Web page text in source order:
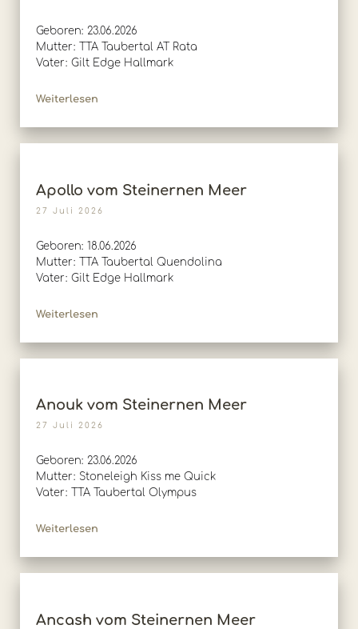
Geboren: 23.06.2026
Mutter: TTA Taubertal AT Rata
Vater: Gilt Edge Hallmark
Weiterlesen
Apollo vom Steinernen Meer
27 Juli 2026
Geboren: 18.06.2026
Mutter: TTA Taubertal Quendolina
Vater: Gilt Edge Hallmark
Weiterlesen
Anouk vom Steinernen Meer
27 Juli 2026
Geboren: 23.06.2026
Mutter: Stoneleigh Kiss me Quick
Vater: TTA Taubertal Olympus
Weiterlesen
Ancash vom Steinernen Meer